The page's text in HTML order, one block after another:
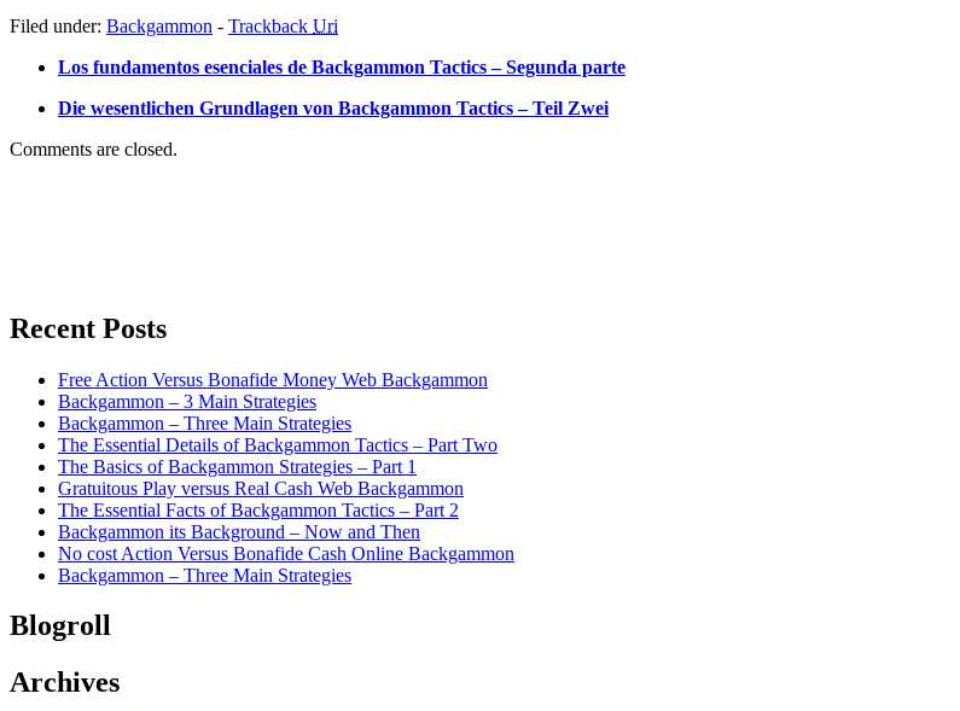
Filed under: Backgammon - Trackback Uri
Los fundamentos esenciales de Backgammon Tactics – Segunda parte
Die wesentlichen Grundlagen von Backgammon Tactics – Teil Zwei
Comments are closed.
Recent Posts
Free Action Versus Bonafide Money Web Backgammon
Backgammon – 3 Main Strategies
Backgammon – Three Main Strategies
The Essential Details of Backgammon Tactics – Part Two
The Basics of Backgammon Strategies – Part 1
Gratuitous Play versus Real Cash Web Backgammon
The Essential Facts of Backgammon Tactics – Part 2
Backgammon its Background – Now and Then
No cost Action Versus Bonafide Cash Online Backgammon
Backgammon – Three Main Strategies
Blogroll
Archives